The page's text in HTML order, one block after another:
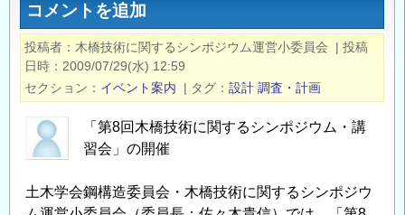
ず
コメントを追加
投稿者 木橋技術に関するシンポジウム運営小委員会 | 投稿
日時
2009/07/29(水) 12:59
セクション
イベント案内 | タグ 設計 調査・計画
「第8回木橋技術に関するシンポジウム・講
習会」の開催
土木学会鋼構造委員会・木橋技術に関するシンポジウ